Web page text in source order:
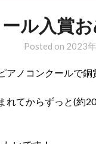
ル入賞
Posted on 2023
アノコンクールで
れてからずっと(約